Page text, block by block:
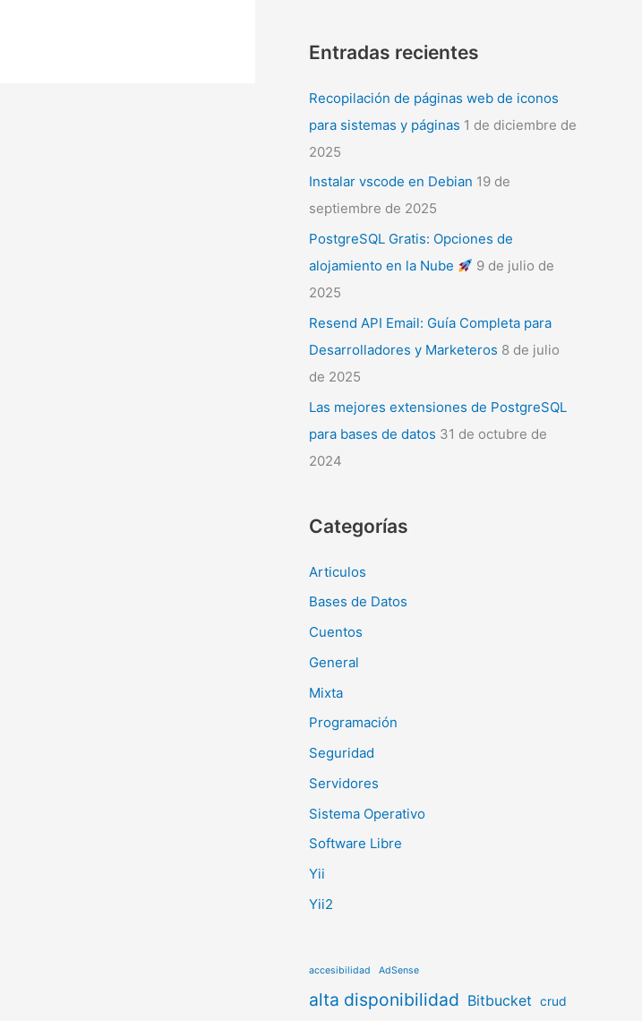
Entradas recientes
Recopilación de páginas web de iconos
para sistemas y páginas 1 de diciembre de
2025
Instalar vscode en Debian 19 de
septiembre de 2025
PostgreSQL Gratis: Opciones de
alojamiento en la Nube
9 de julio de
2025
Resend API Email: Guía Completa para
Desarrolladores y Marketeros 8 de julio
de 2025
Las mejores extensiones de PostgreSQL
para bases de datos 31 de octubre de
2024
Categorías
Articulos
Bases de Datos
Cuentos
General
Mixta
Programación
Seguridad
Servidores
Sistema Operativo
Software Libre
Yii
Yii2
accesibilidad AdSense
alta disponibilidad Bitbucket crud